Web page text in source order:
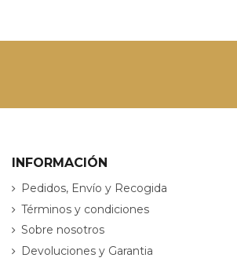
INFORMACIÓN
Pedidos, Envío y Recogida
Términos y condiciones
Sobre nosotros
Devoluciones y Garantia